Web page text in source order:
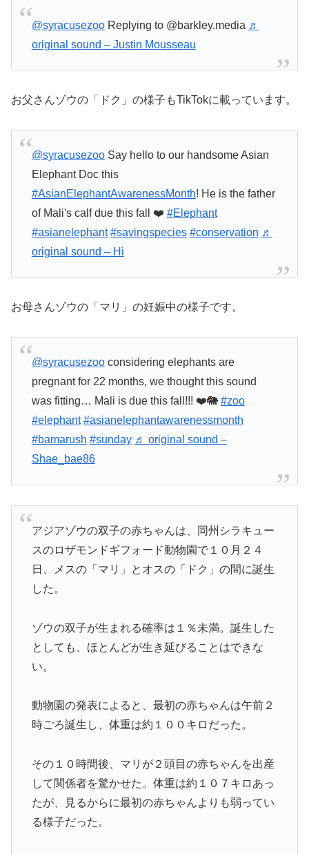
@syracusezooReplying to @barkley.media ♬
original sound – Justin Mousseau
お父さんゾウの「ドク」の様子もTikTokに載っています。
@syracusezooSay hello to our handsome Asian
Elephant Doc this
#AsianElephantAwarenessMonth! He is the father
of Mali's calf due this fall ❤️ #Elephant
#asianelephant #savingspecies #conservation ♬
original sound – Hi
お母さんゾウの「マリ」の妊娠中の様子です。
@syracusezooconsidering elephants are
pregnant for 22 months, we thought this sound
was fitting… Mali is due this fall!!! ❤️🐘 #zoo
#elephant #asianelephantawarenessmonth
#bamarush #sunday ♬ original sound –
Shae_bae86
アジアゾウの双子の赤ちゃんは、同州シラキュー
スのロザモンドギフォード動物園で１０月２４
日、メスの「マリ」とオスの「ドク」の間に誕生
した。
ゾウの双子が生まれる確率は１％未満。誕生した
としても、ほとんどが生き延びることはできな
い。
動物園の発表によると、最初の赤ちゃんは午前２
時ごろ誕生し、体重は約１００キロだった。
その１０時間後、マリが２頭目の赤ちゃんを出産
して関係者を驚かせた。体重は約１０７キロあっ
たが、見るからに最初の赤ちゃんよりも弱ってい
る様子だった。